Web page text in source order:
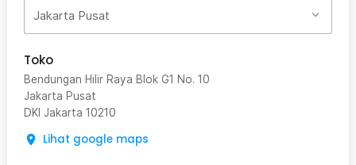
Jakarta Pusat
Toko
Bendungan Hilir Raya Blok G1 No. 10
Jakarta Pusat
DKI Jakarta 10210
Lihat google maps